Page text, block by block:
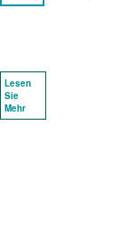
Lesen
Sie
Mehr